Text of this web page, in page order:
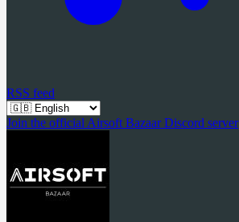
RSS feed
Join the official Airsoft Bazaar Discord server